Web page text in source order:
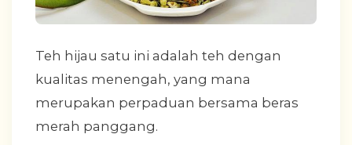
Teh hijau satu ini adalah teh dengan
kualitas menengah, yang mana
merupakan perpaduan bersama beras
merah panggang.